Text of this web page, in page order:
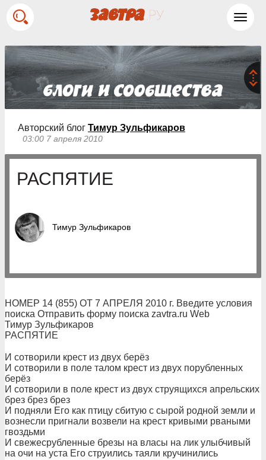
Авторский блог Тимур Зульфикаров
03:00 7 апреля 2010
РАСПЯТИЕ
Тимур Зульфикаров
НОМЕР 14 (855) ОТ 7 АПРЕЛЯ 2010 г. Введите условия
поиска Отправить форму поиска zavtra.ru Web
Тимур Зульфикаров
РАСПЯТИЕ
И сотворили крест из двух берёз
И сотворили в поле талом крест из двух порубленных
берёз
И сотворили в поле крест из двух струящихся апрельских
брез брез брез
И подняли Его как птицу сбитую с сырой родной земли и
вознесли пригнали возвели на крест кривыми рваными
гвоздьми
И свежесрубленные брезы на власы на лик улыбчивый
на очи на уста Его струились таяли кручинились